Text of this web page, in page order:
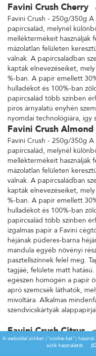
Favini Crush Cherry
Favini Crush - 250g/350g
papírcsalád, melynél
melléktermékeit használják
mázolatlan felületen
válnak. A papírcsaládban
kapták elnevezéseiket,
%-ban. A papír emellett
hulladékot és 100%-ban
papírcsalád több színben
piros árnyalatú enyhén
nyomdai technológiára, így
Favini Crush Almond
Favini Crush - 250g/350g
papírcsalád, melynél
melléktermékeit használják
mázolatlan felületen
válnak. A papírcsaládban
kapták elnevezéseiket,
%-ban. A papír emellett
hulladékot és 100%-ban
papírcsalád több színben
izgalmas papír a Favini
héjának púderes-barna
mandula egyéb növényi
pasztellszínnek felel meg.
tagjáé, felülete matt
egészen homogén a papír
apró szemcsék láthatók,
mivoltára. Alkalmas
szendvicskártyák
Favini Crush Citrus
Favini Crush - 250g/350g
papírcsalád, melynél
A weboldal sütiket ("cookie-kat")
sütik használatát.